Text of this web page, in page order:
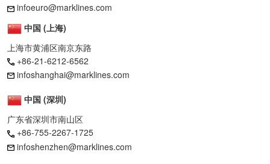
infoeuro@marklines.com
中国 (上海)
上海市黄浦区南京东路
+86-21-6212-6562
infoshanghai@marklines.com
中国 (深圳)
广东省深圳市南山区
+86-755-2267-1725
infoshenzhen@marklines.com